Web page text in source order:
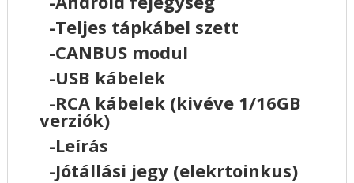
-Teljes tápkábel szett
-CANBUS modul
-USB kábelek
-RCA kábelek (kivéve 1/16GB
verziók)
-Leírás
-Jótállási jegy (elekrtoinkus)